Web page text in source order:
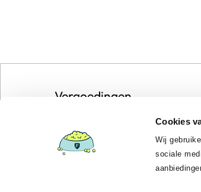
Cookies
Wij
sociale
Vergoedingen
Vergoedingenoverzicht
Polisvoorwaarden